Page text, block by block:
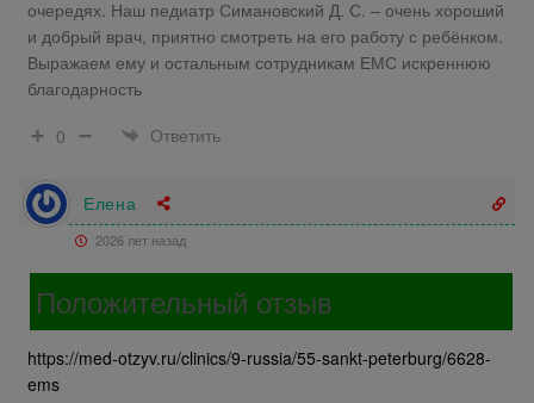
очередях. Наш педиатр Симановский Д. С. – очень хороший
и добрый врач, приятно смотреть на его работу с ребёнком.
Выражаем ему и остальным сотрудникам ЕМС искреннюю
благодарность
0
Ответить
Елена
2026 лет назад
Положительный отзыв
https://med-otzyv.ru/clinics/9-russia/55-sankt-peterburg/6628-
ems